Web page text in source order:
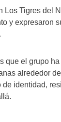
Los Tigres del
y expresaron
que el grupo
alrededor
identidad,